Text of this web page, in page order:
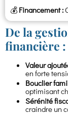
💰 Financement :
De la
financière :
Valeur
en forte
Bouclier
optimisant
Sérénité
craindre un